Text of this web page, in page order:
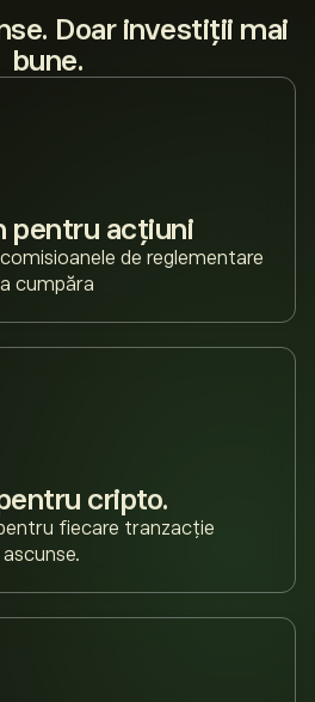
Doar investiții mai
bune.
pentru acțiuni
de reglementare
cumpăra
cripto.
fiecare tranzacție